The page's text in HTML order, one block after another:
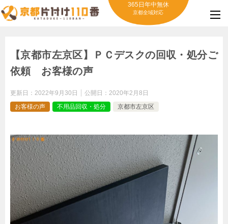
365日年中無休
京都全域対応
【京都市左京区】ＰＣデスクの回収・処分ご
依頼 お客様の声
更新日： 2022年9月30日 公開日： 2020年2月8日
お客様の声
不用品回収・処分 京都市左京区